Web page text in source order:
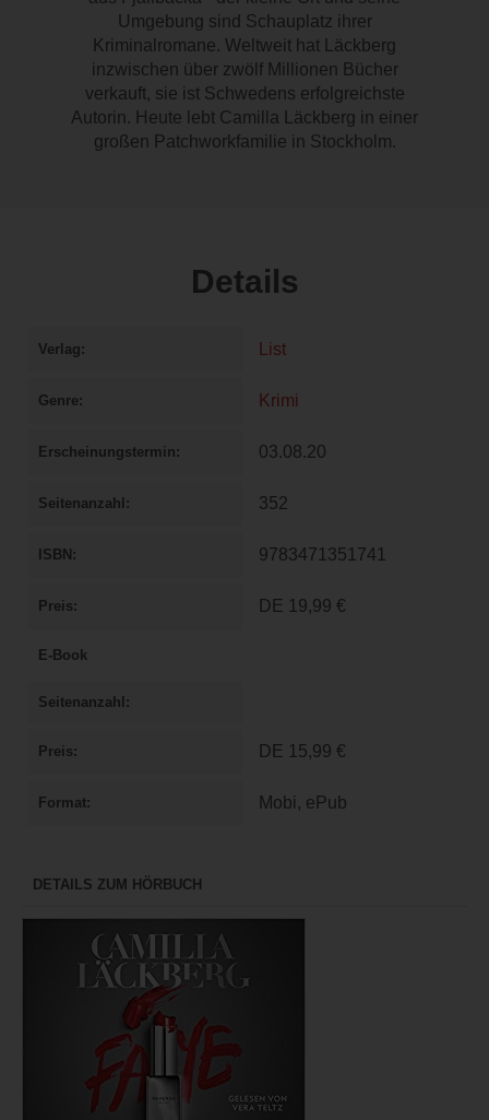
Umgebung sind Schauplatz ihrer
Kriminalromane. Weltweit hat Läckberg
inzwischen über zwölf Millionen Bücher
verkauft, sie ist Schwedens erfolgreichste
Autorin. Heute lebt Camilla Läckberg in einer
großen Patchworkfamilie in Stockholm.
Details
Verlag List
Genre Krimi
Erscheinungstermin 03.08.20
Seitenanzahl 352
ISBN 9783471351741
Preis DE 19,99 €
E-Book
Seitenanzahl
Preis DE 15,99 €
Format Mobi, ePub
DETAILS ZUM HÖRBUCH